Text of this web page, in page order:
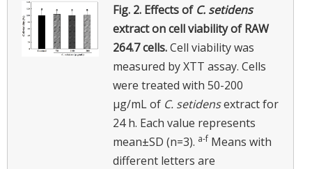
Fig. 2. Effects of C. setidens
extract on cell viability of RAW
264.7 cells.Cell viability was
measured by XTT assay. Cells
were treated with 50-200
μg/mL of C. setidensextract for
24 h. Each value represents
mean±SD (n=3). a-f Means with
different letters are